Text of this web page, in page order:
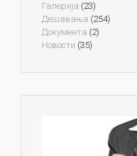
Галерија (23)
Дешавања (254)
Документа (2)
Новости (35)